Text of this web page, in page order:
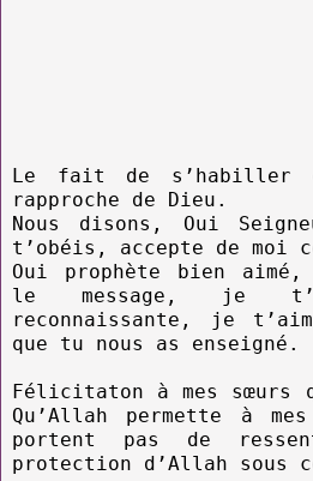
Le fait de s’habiller
rapproche de Dieu.
Nous disons, Oui
t’obéis, accepte de moi
Oui prophète bien
le message, je
reconnaissante, je
que tu nous as enseigné.
Félicitaton à mes
Qu’Allah permette à
portent pas de
protection d’Allah sous